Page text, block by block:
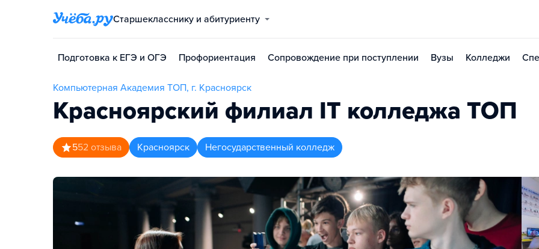
Старшекласснику и абитуриенту
Подготовка к ЕГЭ и ОГЭ Профориентация Сопровождение при поступлении Вузы Колледжи
Компьютерная Академия TOП, г. Красноярск
Красноярский филиал IT колледжа TOП
552 отзыва Красноярск Негосударственный колледж